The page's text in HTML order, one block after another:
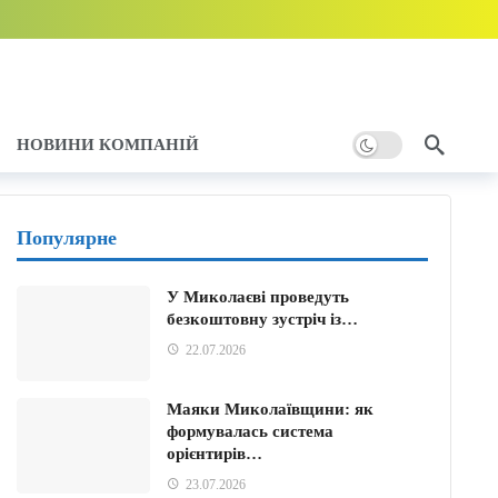
НОВИНИ КОМПАНІЙ
Популярне
У Миколаєві проведуть
безкоштовну зустріч із…
22.07.2026
Маяки Миколаївщини: як
формувалась система
орієнтирів…
23.07.2026